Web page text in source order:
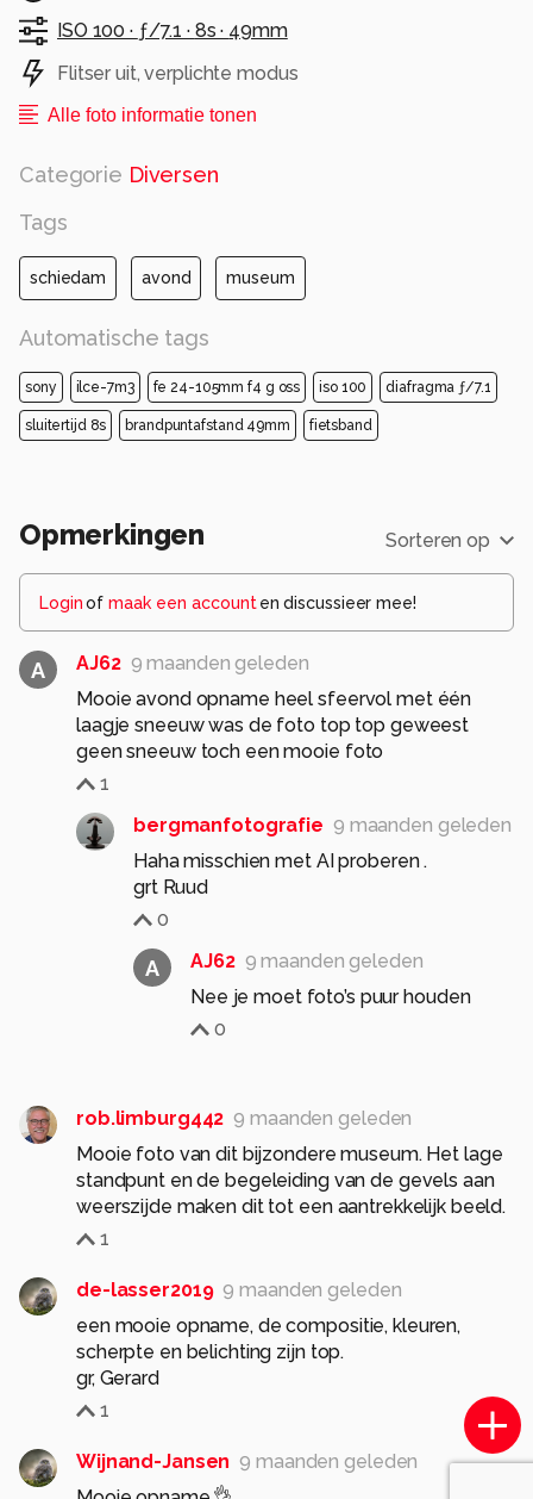
ISO 100 · ƒ/7.1 · 8s · 49mm
Flitser uit, verplichte modus
Alle foto informatie tonen
Categorie Diversen
Tags
schiedam avond museum
Automatische tags
sony ilce-7m3 fe 24-105mm f4 g oss iso 100 diafragma ƒ/7.1
sluitertijd 8s brandpuntafstand 49mm fietsband
Opmerkingen Sorteren op
Loginof maak een account en discussieer mee!
A AJ62 9 maanden geleden
Mooie avond opname heel sfeervol met één
laagje sneeuw was de foto top top geweest
geen sneeuw toch een mooie foto
1
bergmanfotografie 9 maanden geleden
Haha misschien met AI proberen .
grt Ruud
0
A AJ62 9 maanden geleden
Nee je moet foto’s puur houden
0
rob.limburg442 9 maanden geleden
Mooie foto van dit bijzondere museum. Het lage
standpunt en de begeleiding van de gevels aan
weerszijde maken dit tot een aantrekkelijk beeld.
1
de-lasser2019 9 maanden geleden
een mooie opname, de compositie, kleuren,
scherpte en belichting zijn top.
gr, Gerard
1
Wijnand-Jansen 9 maanden geleden